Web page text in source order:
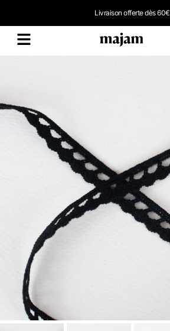
Livraison offerte dès 60€